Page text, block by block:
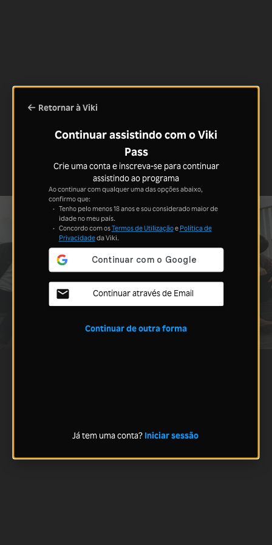
Retornar à Viki
Continuar assistindo com o Viki
Pass
Crie uma conta e inscreva-se para continuar
assistindo ao programa
Ao continuar com qualquer uma das opções abaixo,
confirmo que:
Tenho pelo menos 18 anos e sou considerado maior de
idade no meu país.
Concordo com osTermos de Utilizaçãoe Política de
Privacidadeda Viki.
Continuar através de Email
Continuar de outra forma
Já tem uma conta? Iniciar sessão